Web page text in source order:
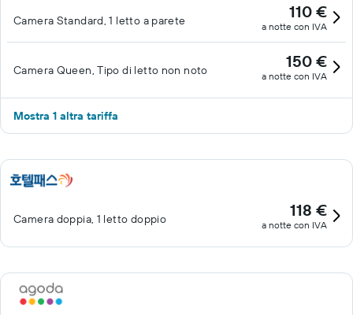
Camera Standard, 1 letto a parete 110 €
a notte con IVA
Camera Queen, Tipo di letto non noto 150 €
a notte con IVA
Mostra 1 altra tariffa
Camera doppia, 1 letto doppio 118 €
a notte con IVA